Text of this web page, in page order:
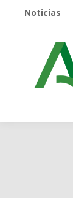
Noticias